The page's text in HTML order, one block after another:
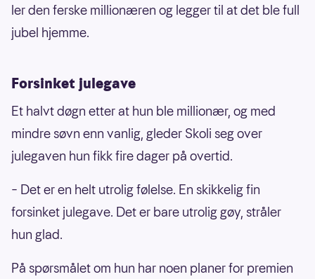
ler den ferske millionæren og legger til at det ble full
jubel hjemme.
Forsinket julegave
Et halvt døgn etter at hun ble millionær, og med
mindre søvn enn vanlig, gleder Skoli seg over
julegaven hun fikk fire dager på overtid.
– Det er en helt utrolig følelse. En skikkelig fin
forsinket julegave. Det er bare utrolig gøy, stråler
hun glad.
På spørsmålet om hun har noen planer for premien